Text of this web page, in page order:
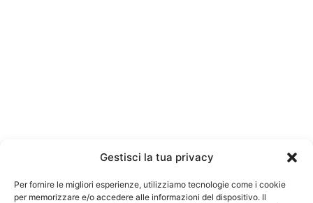
Gestisci la tua privacy
Per fornire le migliori esperienze, utilizziamo tecnologie come i cookie
per memorizzare e/o accedere alle informazioni del dispositivo. Il